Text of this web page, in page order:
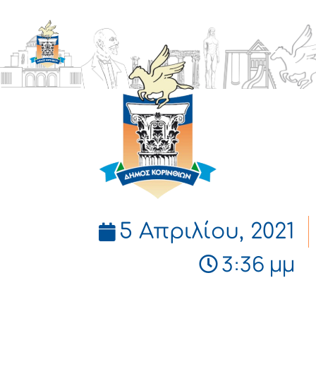
ΔΗΜΟΣ
ΚΟΡΙΝΘΙΩΝ
5 Απριλίου, 2021
3:36 μμ